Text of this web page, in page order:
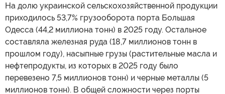
На долю украинской сельскохозяйственной продукции
приходилось 53,7% грузооборота порта Большая
Одесса (44,2 миллиона тонн) в 2025 году. Остальное
составляла железная руда (18,7 миллионов тонн в
прошлом году), насыпные грузы (растительные масла и
нефтепродукты, из которых в 2025 году было
перевезено 7,5 миллионов тонн) и черные металлы (5
миллионов тонн). В общей сложности через порты